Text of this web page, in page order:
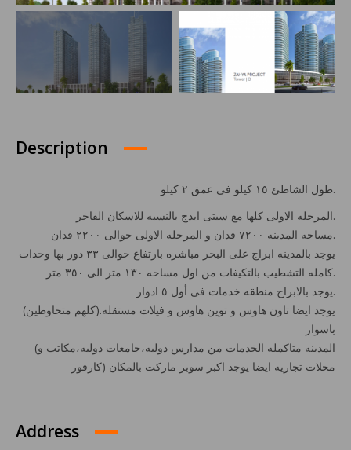
Description
طول الشاطئ ١٥ كيلو فى عمق ٢ كيلو.
المرحله الاولى كلها مع سيتى ايدج بالنسبه للاسكان الفاخر.
مساحه المدينه ٧٢٠٠ فدان و المرحله الاولى حوالى ٢٢٠٠ فدان.
يوجد بالمدينه ابراج على البحر مباشره بارتفاع حوالى ٣٣ دور بها وحدات
كامله التشطيب بالتكيفات من اول مساحه ١٣٠ متر الى ٣٥٠ متر.
يوجد بالابراج منطقه خدمات فى أول ٥ ادوار.
(يوجد ايضا تاون هاوس و توين هاوس و فيلات مستقله.(كلهم متحاوطين
باسوار
(المدينه متاكمله الخدمات من مدارس دوليه،جامعات دوليه،مكاتب و
محلات تجاريه ايضا يوجد اكبر سوبر ماركت بالمكان (كارفور
Address